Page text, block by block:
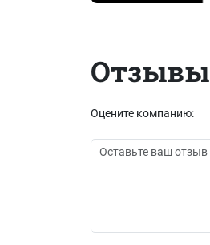
Оцените компанию: